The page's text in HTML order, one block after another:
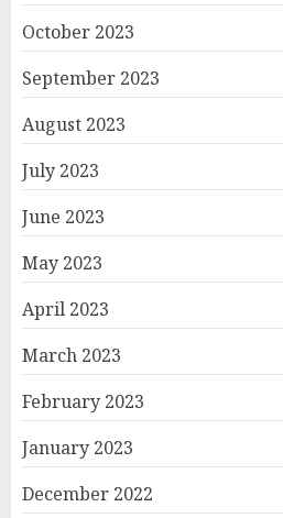
October 2023
September 2023
August 2023
July 2023
June 2023
May 2023
April 2023
March 2023
February 2023
January 2023
December 2022